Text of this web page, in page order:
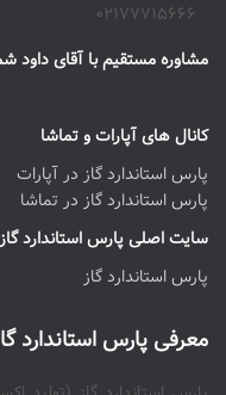
۰۲۱۷۷۷۱۵۶۶۶
مشاوره مستقیم با آقای داود شمس آذر
کانال های آپارات و تماشا
پارس استاندارد گاز در آپارات
پارس استاندارد گاز در تماشا
سایت اصلی پارس استاندارد گاز
پارس استاندارد گاز
معرفی پارس استاندارد